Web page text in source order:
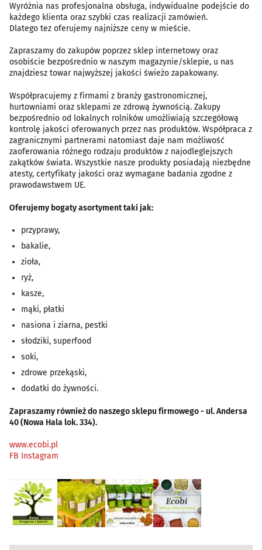
Wyróżnia nas profesjonalna obsługa, indywidualne podejście do
każdego klienta oraz szybki czas realizacji zamówień.
Dlatego tez oferujemy najniższe ceny w mieście.
Zapraszamy do zakupów poprzez sklep internetowy oraz
osobiście bezpośrednio w naszym magazynie/sklepie, u nas
znajdziesz towar najwyższej jakości świeżo zapakowany.
Współpracujemy z firmami z branży gastronomicznej,
hurtowniami oraz sklepami ze zdrową żywnością. Zakupy
bezpośrednio od lokalnych rolników umożliwiają szczegółową
kontrolę jakości oferowanych przez nas produktów. Współpraca z
zagranicznymi partnerami natomiast daje nam możliwość
zaoferowania różnego rodzaju produktów z najodleglejszych
zakątków świata. Wszystkie nasze produkty posiadają niezbędne
atesty, certyfikaty jakości oraz wymagane badania zgodne z
prawodawstwem UE.
Oferujemy bogaty asortyment taki jak:
przyprawy,
bakalie,
zioła,
ryż,
kasze,
mąki, płatki
nasiona i ziarna, pestki
słodziki, superfood
soki,
zdrowe przekąski,
dodatki do żywności.
Zapraszamy również do naszego sklepu firmowego - ul. Andersa
40 (Nowa Hala lok. 334).
www.ecobi.pl
FB Instagram